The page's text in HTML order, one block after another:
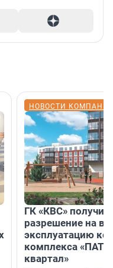
НОВОСТИ
ГК «КВС»
разрешение на
эксплуатацию
комплекса
квартал»